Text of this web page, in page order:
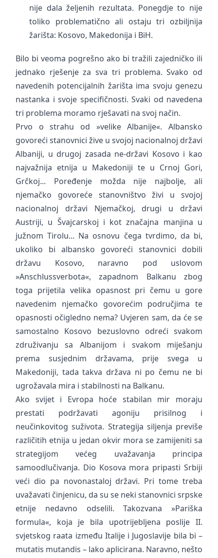
nije dala željenih rezultata. Ponegdje to nije
toliko problematično ali ostaju tri ozbiljnija
žarišta: Kosovo, Makedonija i BiH.
Bilo bi veoma pogrešno ako bi tražili zajedničko ili
jednako rješenje za sva tri problema. Svako od
navedenih potencijalnih žarišta ima svoju genezu
nastanka i svoje specifičnosti. Svaki od navedena
tri problema moramo rješavati na svoj način.
Prvo o strahu od »velike Albanije«. Albansko
govoreći stanovnici žive u svojoj nacionalnoj državi
Albaniji, u drugoj zasada ne-državi Kosovo i kao
najvažnija etnija u Makedoniji te u Crnoj Gori,
Grčkoj... Poređenje možda nije najbolje, ali
njemačko govoreće stanovništvo živi u svojoj
nacionalnoj državi Njemačkoj, drugi u državi
Austriji, u Švajcarskoj i kot značajna manjina u
južnom Tirolu... Na osnovu čega tvrdimo, da bi,
ukoliko bi albansko govoreći stanovnici dobili
državu Kosovo, naravno pod uslovom
»Anschlussverbota«, zapadnom Balkanu zbog
toga prijetila velika opasnost pri čemu u gore
navedenim njemačko govorećim područjima te
opasnosti očigledno nema? Uvjeren sam, da će se
samostalno Kosovo bezuslovno odreći svakom
združivanju sa Albanijom i svakom miješanju
prema susjednim državama, prije svega u
Makedoniji, tada takva država ni po čemu ne bi
ugrožavala mira i stabilnosti na Balkanu.
Ako svijet i Evropa hoće stabilan mir moraju
prestati podržavati agoniju prisilnog i
neučinkovitog suživota. Strategija siljenja previše
različitih etnija u jedan okvir mora se zamijeniti sa
strategijom većeg uvažavanja principa
samoodlučivanja. Dio Kosova mora pripasti Srbiji
veći dio pa novonastaloj državi. Pri tome treba
uvažavati činjenicu, da su se neki stanovnici srpske
etnije nedavno odselili. Takozvana »Pariška
formula«, koja je bila upotrijebljena poslije II.
svjetskog raata između Italije i Jugoslavije bila bi –
mutatis mutandis – lako aplicirana. Naravno, nešto